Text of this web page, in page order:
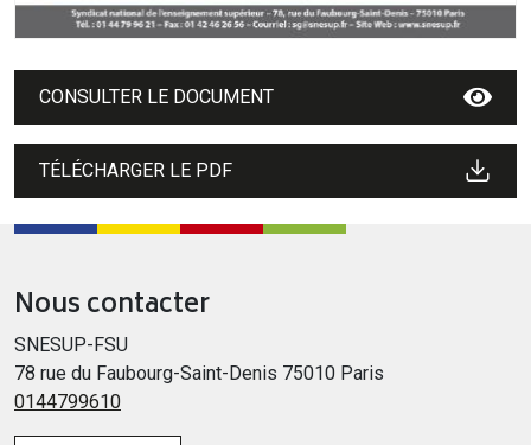
CONSULTER LE DOCUMENT
TÉLÉCHARGER LE PDF
Nous contacter
SNESUP-FSU
78 rue du Faubourg-Saint-Denis 75010 Paris
0144799610